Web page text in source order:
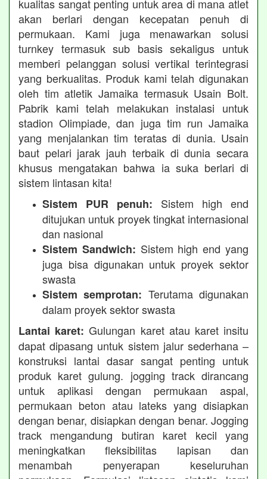
kualitas sangat penting untuk area di mana atlet
akan berlari dengan kecepatan penuh di
permukaan. Kami juga menawarkan solusi
turnkey termasuk sub basis sekaligus untuk
memberi pelanggan solusi vertikal terintegrasi
yang berkualitas. Produk kami telah digunakan
oleh tim atletik Jamaika termasuk Usain Bolt.
Pabrik kami telah melakukan instalasi untuk
stadion Olimpiade, dan juga tim run Jamaika
yang menjalankan tim teratas di dunia. Usain
baut pelari jarak jauh terbaik di dunia secara
khusus mengatakan bahwa ia suka berlari di
sistem lintasan kita!
Sistem PUR penuh: Sistem high end
ditujukan untuk proyek tingkat internasional
dan nasional
Sistem Sandwich: Sistem high end yang
juga bisa digunakan untuk proyek sektor
swasta
Sistem semprotan: Terutama digunakan
dalam proyek sektor swasta
Lantai karet: Gulungan karet atau karet insitu
dapat dipasang untuk sistem jalur sederhana –
konstruksi lantai dasar sangat penting untuk
produk karet gulung. jogging track dirancang
untuk aplikasi dengan permukaan aspal,
permukaan beton atau lateks yang disiapkan
dengan benar, disiapkan dengan benar. Jogging
track mengandung butiran karet kecil yang
meningkatkan fleksibilitas lapisan dan
menambah penyerapan keseluruhan